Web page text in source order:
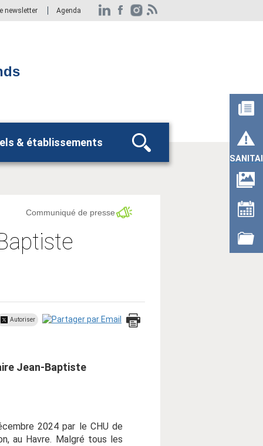
newsletter Agenda
& établissements
Rechercher
Communiqué de presse
Autoriser
Jean-Baptiste
2024 par le CHU de
au Havre. Malgré tous les